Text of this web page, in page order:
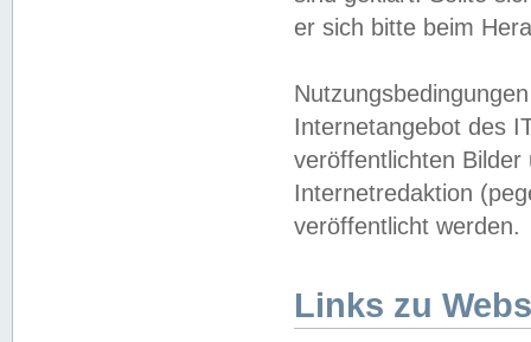
er sich bitte beim
Internetangebot des
veröffentlichten
Internetredaktion
veröffentlicht werden.
Links zu